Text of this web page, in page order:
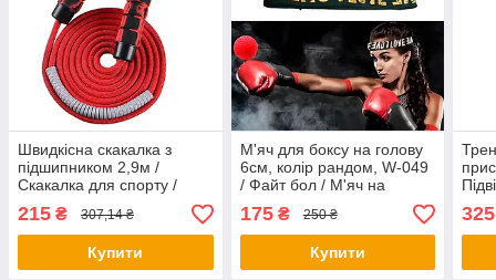
Швидкісна скакалка з
підшипником 2,9м /
Скакалка для спорту /
Скакалка для тренувань
215 ₴ 307,14 ₴
Купити
М'яч для боксу на голову
6см, колір рандом, W-049
/ Файт бол / М'яч на
175₴ 250 ₴
Купити
325